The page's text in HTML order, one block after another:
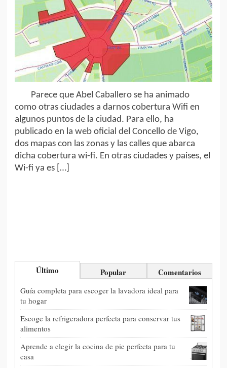
Parece que Abel Caballero se ha animado
como otras ciudades a darnos cobertura Wifi en
algunos puntos de la ciudad. Para ello, ha
publicado en la web oficial del Concello de Vigo,
dos mapas con las zonas y las calles que abarca
dicha cobertura wi-fi. En otras ciudades y paises, el
Wi-fi ya es […]
Último Popular Comentarios
Guía completa para escoger la lavadora ideal para
tu hogar
Escoge la refrigeradora perfecta para conservar tus
alimentos
Aprende a elegir la cocina de pie perfecta para tu
casa